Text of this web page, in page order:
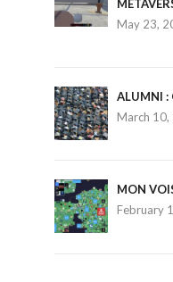
May 23,
ALUMNI :
March 10,
MON
February